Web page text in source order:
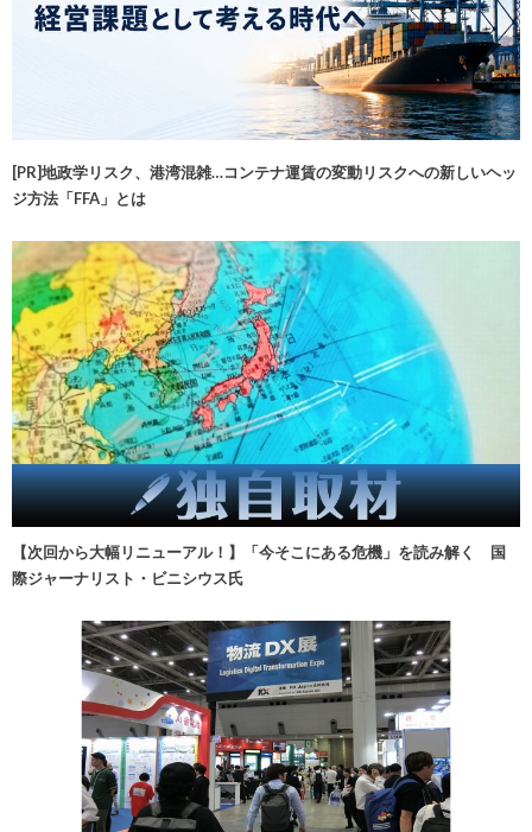
[PR]地政学リスク、港湾混雑…コンテナ運賃の変動リスクへの新しいヘッ
ジ方法「FFA」とは
【次回から大幅リニューアル！】「今そこにある危機」を読み解く 国
際ジャーナリスト・ビニシウス氏